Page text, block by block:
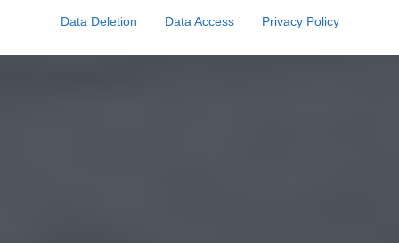
Data Deletion Data Access Privacy Policy